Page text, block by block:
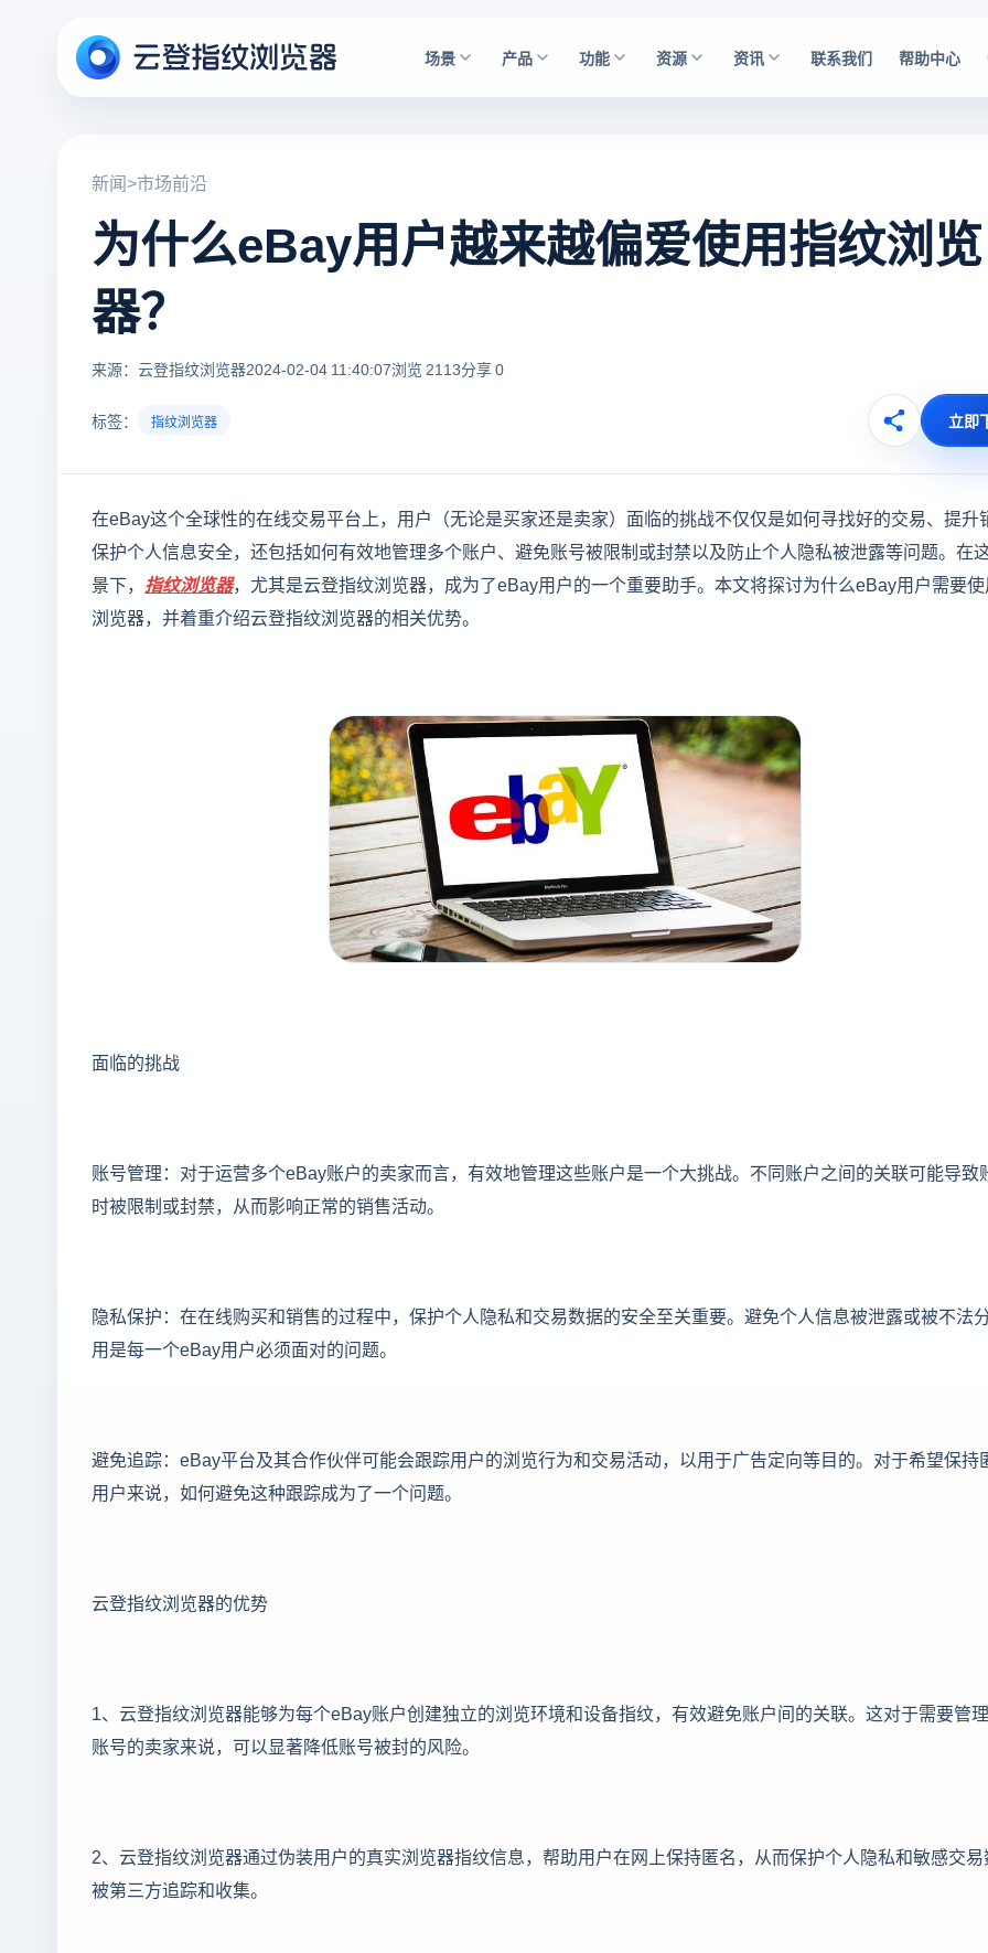
场景 产品 功能 资源 资讯 联系我们 帮助中心
新闻>市场前沿
为什么eBay用户越来越偏爱使用指纹浏览
器？
来源：云登指纹浏览器2024-02-04 11:40:07浏览 2113分享 0
标签： 指纹浏览器 立即
在eBay这个全球性的在线交易平台上，用户（无论是买家还是卖家）面临的挑战不仅仅是如何寻找好的交易、提升
保护个人信息安全，还包括如何有效地管理多个账户、避免账号被限制或封禁以及防止个人隐私被泄露等问题。在
景下， 指纹浏览器，尤其是云登指纹浏览器，成为了eBay用户的一个重要助手。本文将探讨为什么eBay用户需要
浏览器，并着重介绍云登指纹浏览器的相关优势。
面临的挑战
账号管理：对于运营多个eBay账户的卖家而言，有效地管理这些账户是一个大挑战。不同账户之间的关联可能导致
时被限制或封禁，从而影响正常的销售活动。
隐私保护：在在线购买和销售的过程中，保护个人隐私和交易数据的安全至关重要。避免个人信息被泄露或被不法
用是每一个eBay用户必须面对的问题。
避免追踪：eBay平台及其合作伙伴可能会跟踪用户的浏览行为和交易活动，以用于广告定向等目的。对于希望保持
用户来说，如何避免这种跟踪成为了一个问题。
云登指纹浏览器的优势
1、云登指纹浏览器能够为每个eBay账户创建独立的浏览环境和设备指纹，有效避免账户间的关联。这对于需要管
账号的卖家来说，可以显著降低账号被封的风险。
2、云登指纹浏览器通过伪装用户的真实浏览器指纹信息，帮助用户在网上保持匿名，从而保护个人隐私和敏感交
被第三方追踪和收集。